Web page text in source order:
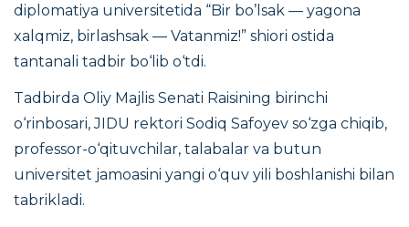
diplomatiya universitetida “Bir bo’lsak — yagona
xalqmiz, birlashsak — Vatanmiz!” shiori ostida
tantanali tadbir bo‘lib o‘tdi.
Tadbirda Oliy Majlis Senati Raisining birinchi
o‘rinbosari, JIDU rektori Sodiq Safoyev so‘zga chiqib,
professor-o‘qituvchilar, talabalar va butun
universitet jamoasini yangi o‘quv yili boshlanishi bilan
tabrikladi.